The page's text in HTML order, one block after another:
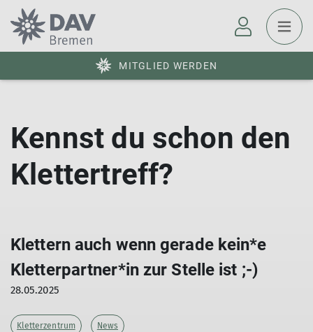
MITGLIED WERDEN
Kennst du schon den
Klettertreff?
Klettern auch wenn gerade kein*e
Kletterpartner*in zur Stelle ist ;-)
28.05.2025
Kletterzentrum News